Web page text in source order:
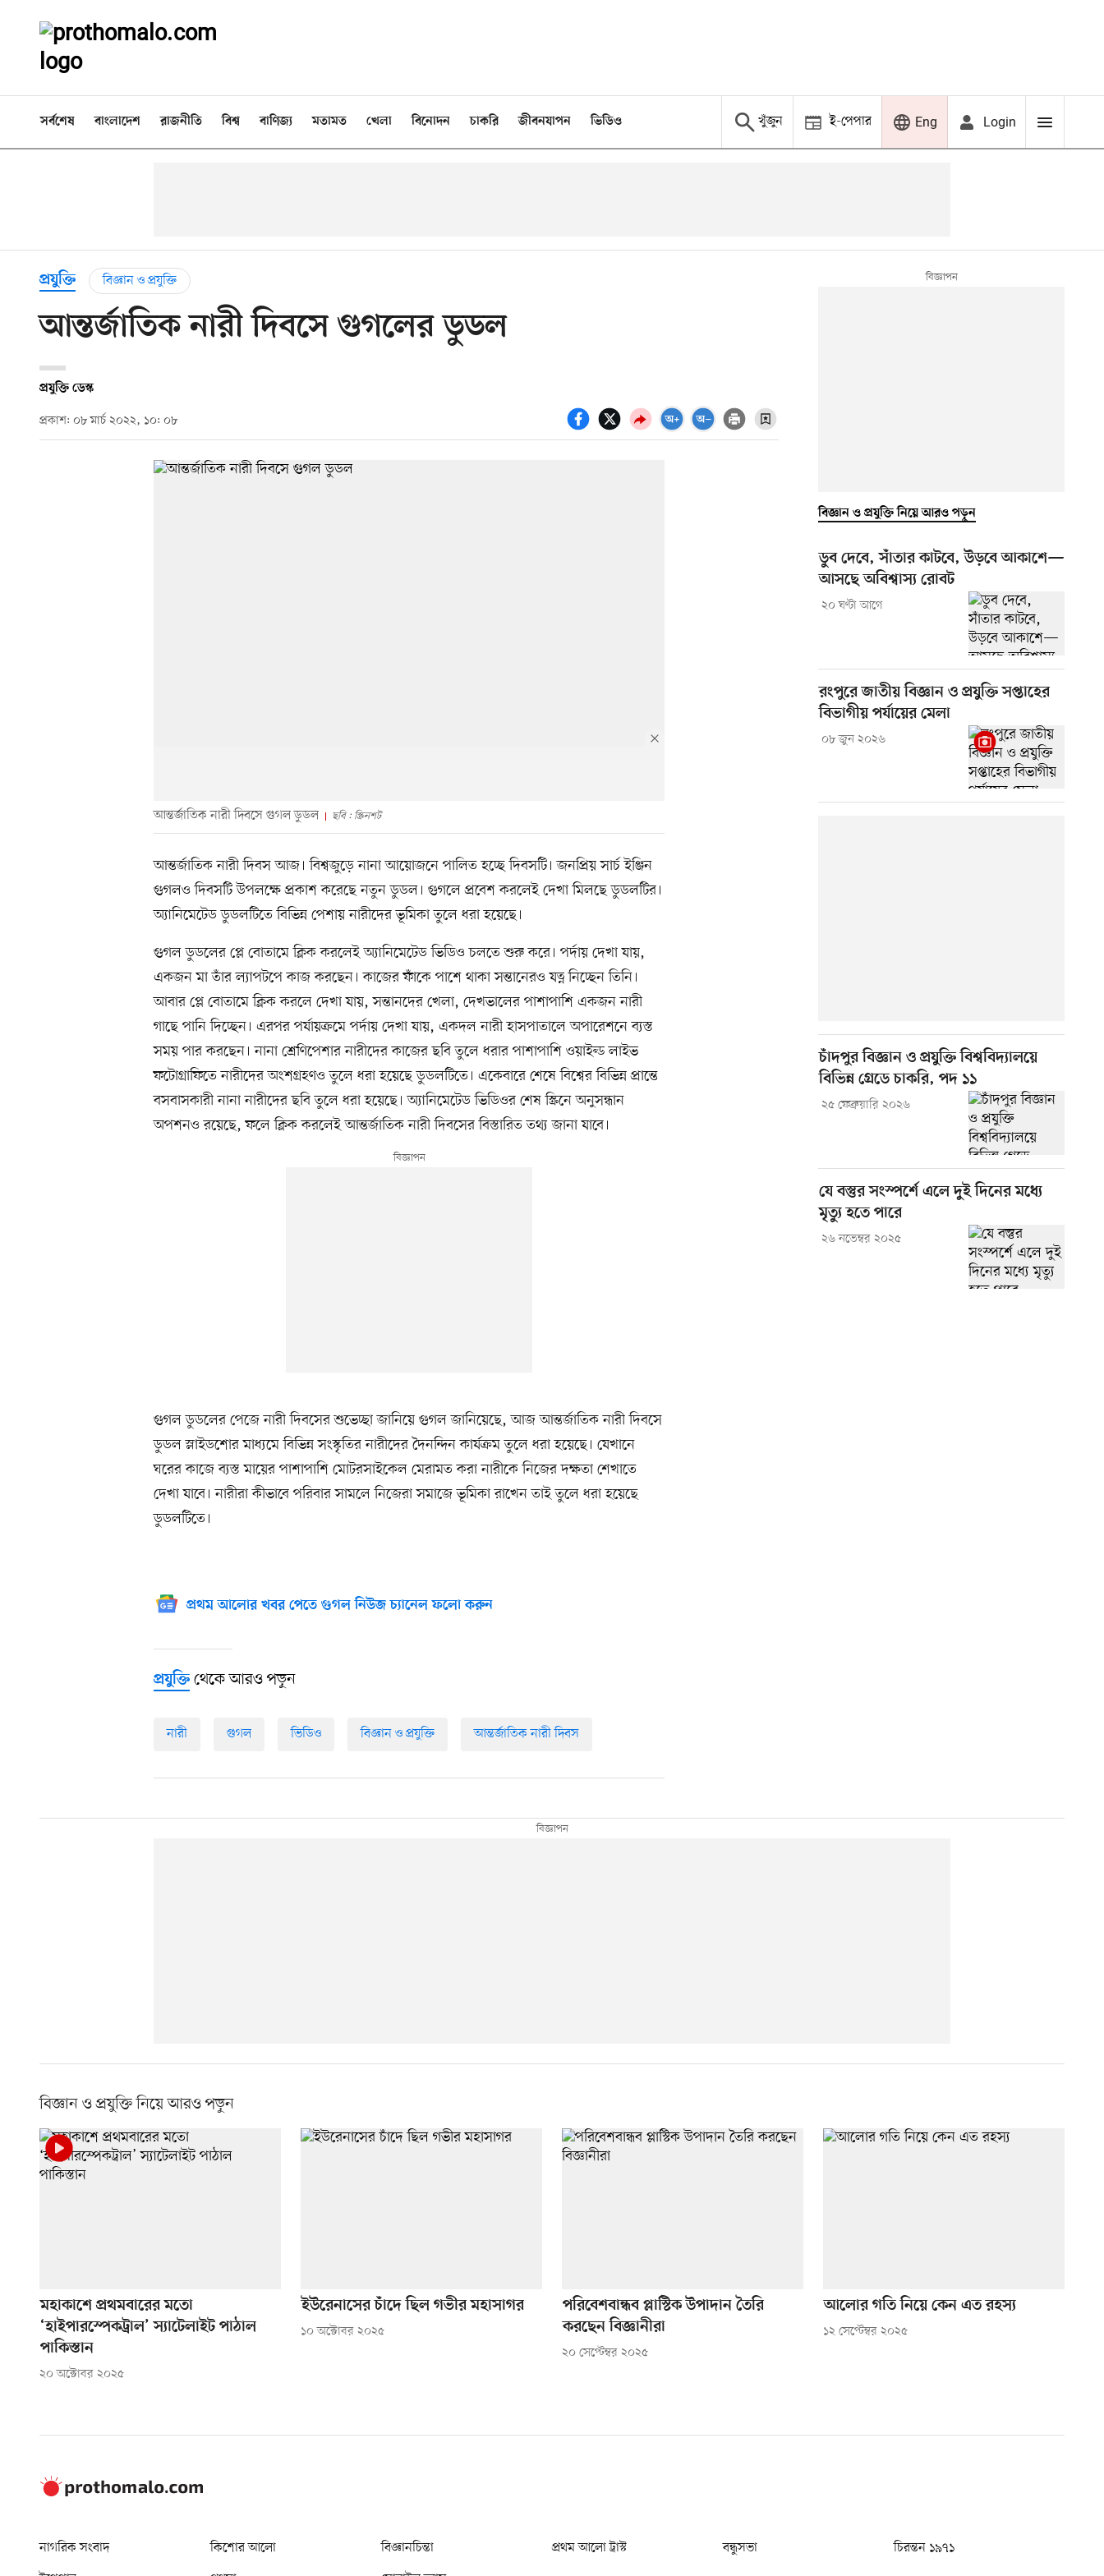
সর্বশেষ বাংলাদেশ রাজনীতি বিশ্ব বাণিজ্য মতামত খেলা বিনোদন চাকরি জীবনযাপন ভিডিও খুঁজুন ই-পেপার Eng Login
প্রযুক্তি বিজ্ঞান ও প্রযুক্তি
আন্তর্জাতিক নারী দিবসে গুগলের ডুডল
প্রযুক্তি ডেস্ক
প্রকাশ: ০৮ মার্চ ২০২২, ১০: ০৮
আন্তর্জাতিক নারী দিবসে গুগল ডুডল ছবি : স্ক্রিনশট
আন্তর্জাতিক নারী দিবস আজ। বিশ্বজুড়ে নানা আয়োজনে পালিত হচ্ছে দিবসটি। জনপ্রিয় সার্চ ইঞ্জিন
গুগলও দিবসটি উপলক্ষে প্রকাশ করেছে নতুন ডুডল। গুগলে প্রবেশ করলেই দেখা মিলছে ডুডলটির।
অ্যানিমেটেড ডুডলটিতে বিভিন্ন পেশায় নারীদের ভূমিকা তুলে ধরা হয়েছে।
গুগল ডুডলের প্লে বোতামে ক্লিক করলেই অ্যানিমেটেড ভিডিও চলতে শুরু করে। পর্দায় দেখা যায়,
একজন মা তাঁর ল্যাপটপে কাজ করছেন। কাজের ফাঁকে পাশে থাকা সন্তানেরও যত্ন নিচ্ছেন তিনি।
আবার প্লে বোতামে ক্লিক করলে দেখা যায়, সন্তানদের খেলা, দেখভালের পাশাপাশি একজন নারী
গাছে পানি দিচ্ছেন। এরপর পর্যায়ক্রমে পর্দায় দেখা যায়, একদল নারী হাসপাতালে অপারেশনে ব্যস্ত
সময় পার করছেন। নানা শ্রেণিপেশার নারীদের কাজের ছবি তুলে ধরার পাশাপাশি ওয়াইল্ড লাইভ
ফটোগ্রাফিতে নারীদের অংশগ্রহণও তুলে ধরা হয়েছে ডুডলটিতে। একেবারে শেষে বিশ্বের বিভিন্ন প্রান্তে
বসবাসকারী নানা নারীদের ছবি তুলে ধরা হয়েছে। অ্যানিমেটেড ভিডিওর শেষ স্ক্রিনে অনুসন্ধান
অপশনও রয়েছে, ফলে ক্লিক করলেই আন্তর্জাতিক নারী দিবসের বিস্তারিত তথ্য জানা যাবে।
গুগল ডুডলের পেজে নারী দিবসের শুভেচ্ছা জানিয়ে গুগল জানিয়েছে, আজ আন্তর্জাতিক নারী দিবসে
ডুডল স্লাইডশোর মাধ্যমে বিভিন্ন সংস্কৃতির নারীদের দৈনন্দিন কার্যক্রম তুলে ধরা হয়েছে। যেখানে
ঘরের কাজে ব্যস্ত মায়ের পাশাপাশি মোটরসাইকেল মেরামত করা নারীকে নিজের দক্ষতা শেখাতে
দেখা যাবে। নারীরা কীভাবে পরিবার সামলে নিজেরা সমাজে ভূমিকা রাখেন তাই তুলে ধরা হয়েছে
ডুডলটিতে।
প্রথম আলোর খবর পেতে গুগল নিউজ চ্যানেল ফলো করুন
প্রযুক্তি থেকে আরও পড়ুন
নারী গুগল ভিডিও বিজ্ঞান ও প্রযুক্তি আন্তর্জাতিক নারী দিবস
বিজ্ঞান ও প্রযুক্তি নিয়ে আরও পড়ুন
ডুব দেবে, সাঁতার কাটবে, উড়বে আকাশে—
আসছে অবিশ্বাস্য রোবট
২০ ঘণ্টা আগে
রংপুরে জাতীয় বিজ্ঞান ও প্রযুক্তি সপ্তাহের
বিভাগীয় পর্যায়ের মেলা
০৮ জুন ২০২৬
চাঁদপুর বিজ্ঞান ও প্রযুক্তি বিশ্ববিদ্যালয়ে
বিভিন্ন গ্রেডে চাকরি, পদ ১১
২৫ ফেব্রুয়ারি ২০২৬
যে বস্তুর সংস্পর্শে এলে দুই দিনের মধ্যে
মৃত্যু হতে পারে
২৬ নভেম্বর ২০২৫
বিজ্ঞান ও প্রযুক্তি নিয়ে আরও পড়ুন
মহাকাশে প্রথমবারের মতো
‘হাইপারস্পেকট্রাল’ স্যাটেলাইট পাঠাল
পাকিস্তান
২০ অক্টোবর ২০২৫
ইউরেনাসের চাঁদে ছিল গভীর মহাসাগর
১০ অক্টোবর ২০২৫
পরিবেশবান্ধব প্লাস্টিক উপাদান তৈরি
করছেন বিজ্ঞানীরা
২০ সেপ্টেম্বর ২০২৫
আলোর গতি নিয়ে কেন এত রহস্য
১২ সেপ্টেম্বর ২০২৫
নাগরিক সংবাদ কিশোর আলো বিজ্ঞানচিন্তা প্রথম আলো ট্রাস্ট বন্ধুসভা
চিরন্তন ১৯৭১